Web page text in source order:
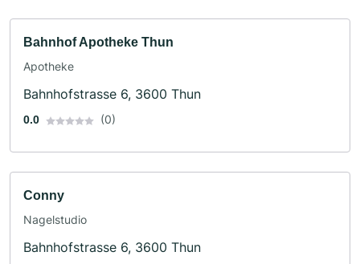
Bahnhof Apotheke Thun
Apotheke
Bahnhofstrasse 6, 3600 Thun
0.0 (0)
Conny
Nagelstudio
Bahnhofstrasse 6, 3600 Thun